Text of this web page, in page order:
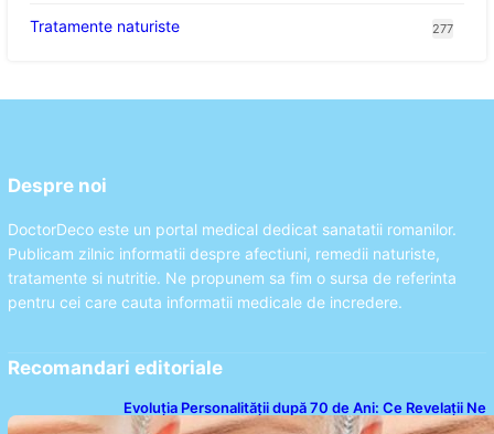
Tratamente naturiste 277
Despre noi
DoctorDeco este un portal medical dedicat sanatatii romanilor.
Publicam zilnic informatii despre afectiuni, remedii naturiste,
tratamente si nutritie. Ne propunem sa fim o sursa de referinta
pentru cei care cauta informatii medicale de incredere.
Recomandari editoriale
Evoluția Personalității după 70 de Ani: Ce Revelații Ne
Oferă Studiile Psihologice